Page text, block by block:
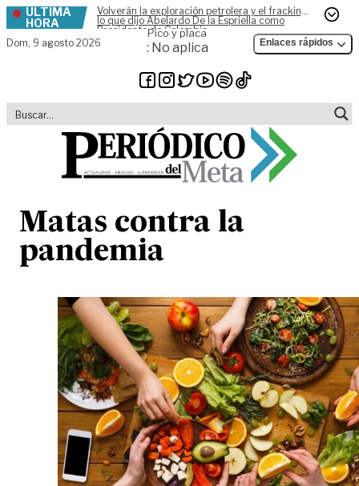
Skip to content
ÚLTIMA
HORA
Volverán la exploración petrolera y el fracking,
lo que dijo Abelardo De la Espriella como
Presidente de Colombia
Dom, 9 agosto 2026
Pico y placa
: No aplica Enlaces rápidos
Matas contra la
pandemia